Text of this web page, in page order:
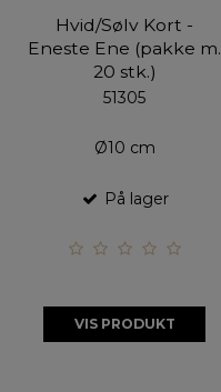
Hvid/Sølv Kort -
Eneste Ene (pakke m.
20 stk.)
51305
Ø10 cm
På lager
VIS PRODUKT